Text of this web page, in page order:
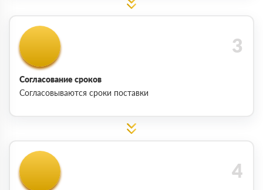
Согласование сроков
Согласовываются сроки поставки